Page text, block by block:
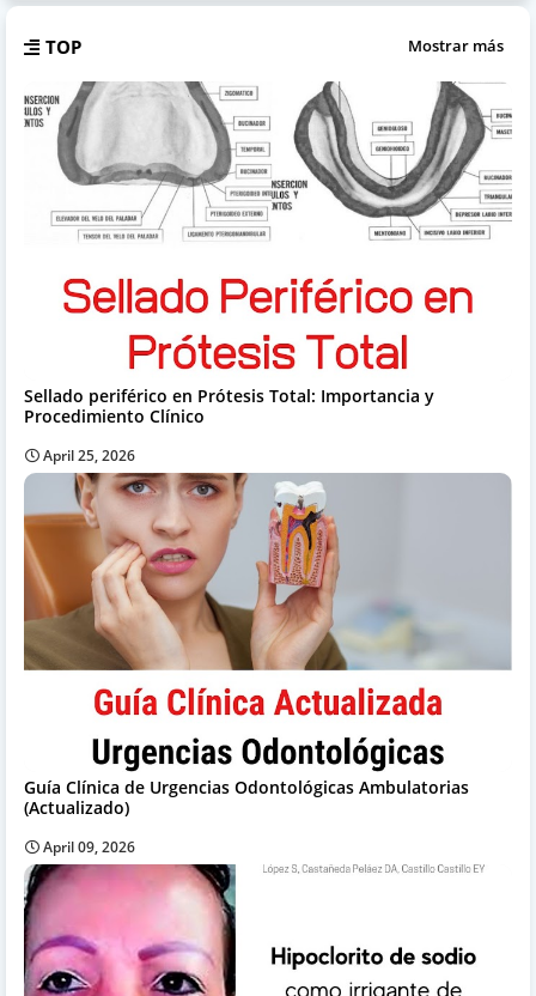
TOP Mostrar más
Sellado periférico en Prótesis Total: Importancia y
Procedimiento Clínico
April 25, 2026
Guía Clínica de Urgencias Odontológicas Ambulatorias
(Actualizado)
April 09, 2026